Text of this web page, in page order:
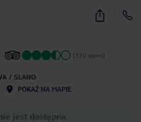
20
(330 opinii)
SLANO
POKAŻ NA MAPIE
jest dostępna.